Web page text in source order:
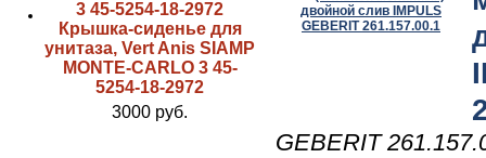
Крышка-сиденье для
унитаза, Vert Anis SIAMP
MONTE-CARLO 3 45-
5254-18-2972
3000 руб.
GEBERIT